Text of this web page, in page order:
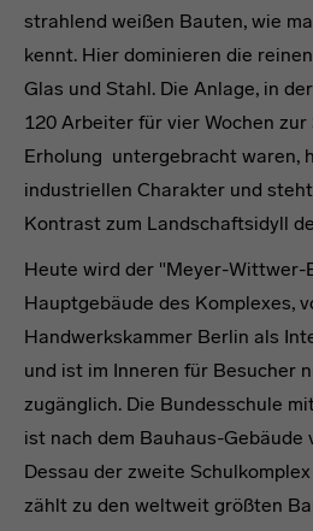
strahlend weißen Bauten, wie
kennt. Hier dominieren die
Glas und Stahl. Die Anlage, in
120 Arbeiter für vier Wochen zur
Erholung untergebracht waren,
industriellen Charakter und
Kontrast zum Landschaftsidyll
Heute wird der "Meyer-Wittwer-
Hauptgebäude des Komplexes,
Handwerkskammer Berlin als
und ist im Inneren für Besucher
zugänglich. Die Bundesschule
ist nach dem Bauhaus-Gebäude
Dessau der zweite
zählt zu den weltweit größten